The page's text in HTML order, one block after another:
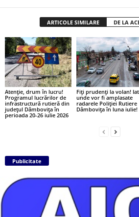
ARTICOLE SIMILARE DE LA
Atenție, drum în lucru!
Programul lucrărilor de
infrastructură rutieră din
județul Dâmbovița în
perioada 20-26 iulie 2026
Fiți prudenți la volan!
unde vor fi amplasate
radarele Poliției Rutiere
Dâmbovița în luna iulie!
Publicitate